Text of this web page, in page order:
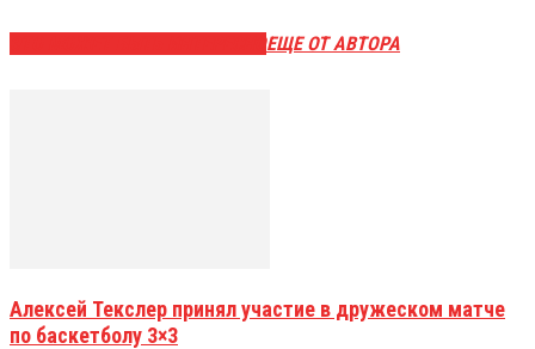
ЕЩЕ ОТ АВТОРА
Алексей Текслер принял участие в дружеском матче
по баскетболу 3×3